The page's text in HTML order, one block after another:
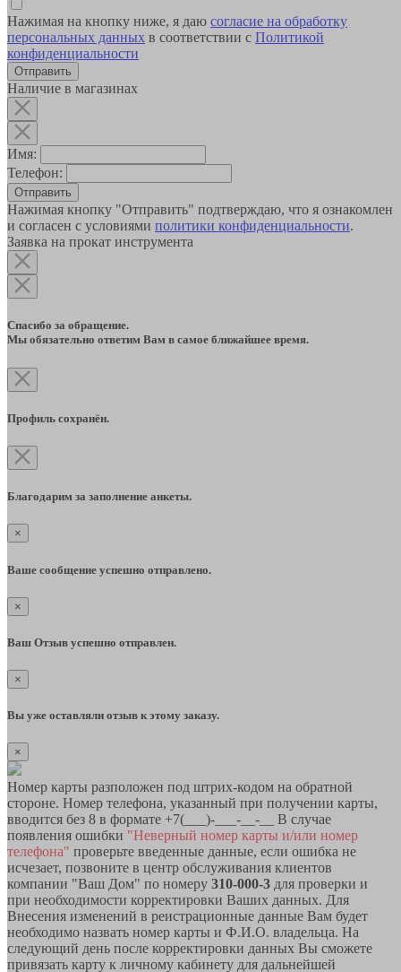
Нажимая на кнопку ниже, я даю согласие на обработку
персональных данных в соответствии с Политикой
конфиденциальности
Наличие в магазинах
Имя:
Телефон:
Отправить
Нажимая кнопку "Отправить" подтверждаю, что я ознакомлен
и согласен с условиями политики конфиденциальности.
Заявка на прокат инструмента
Спасибо за обращение.
Мы обязательно ответим Вам в самое ближайшее время.
Профиль сохранён.
Благодарим за заполнение анкеты.
×
Ваше сообщение успешно отправлено.
×
Ваш Отзыв успешно отправлен.
×
Вы уже оставляли отзыв к этому заказу.
×
Номер карты разположен под штрих-кодом на обратной
стороне. Номер телефона, указанный при получении карты,
вводится без 8 в формате +7(___)-___-__-__ В случае
появления ошибки "Неверный номер карты и/или номер
телефона" проверьте введенные данные, если ошибка не
исчезает, позвоните в центр обслуживания клиентов
компании "Ваш Дом" по номеру 310-000-3 для проверки и
при необходимости корректировки Ваших данных. Для
Внесения изменений в реистрационные данные Вам будет
необходимо назвать номер карты и Ф.И.О. владельца. На
следующий день после корректировки данных Вы сможете
привязать карту к личному кабинету для дальнейшей